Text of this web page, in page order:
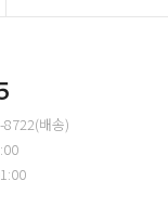
배송)